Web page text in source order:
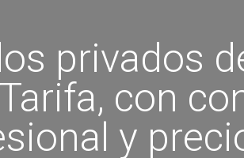
privados
con
y